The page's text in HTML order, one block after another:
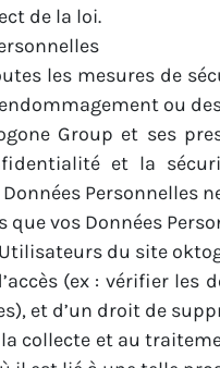
de la loi.
les mesures de
ou
Group et ses
et la
Personnelles
vos Données
du site
(ex : vérifier
et d’un droit de
collecte et au